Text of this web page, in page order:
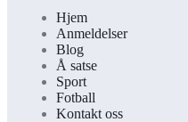
Hjem
Anmeldelser
Blog
Å satse
Sport
Fotball
Kontakt oss